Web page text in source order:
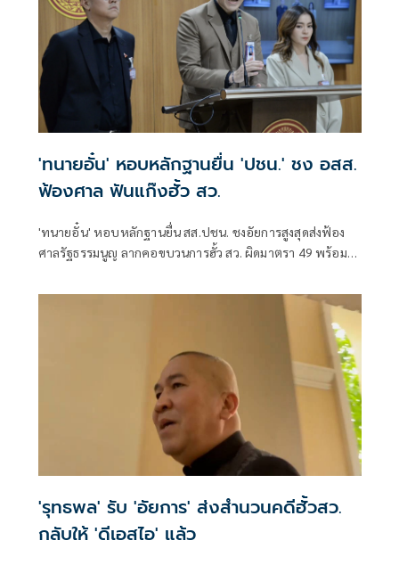
สมาชิกวุฒิสภา (สว.) มาเปิดเผยต่อสาธารณ
'ทนายอั๋น' หอบหลักฐานยื่น 'ปชน.' ชง อสส.
ฟ้องศาล ฟันแก๊งฮั้ว สว.
'ทนายอั๋น' หอบหลักฐานยื่น สส.ปชน. ชงอัยการสูงสุดส่งฟ้อง
ศาลรัฐธรรมนูญ ลากคอขบวนการฮั้ว สว. ผิดมาตรา 49 พร้อม
'รุทธพล' รับ 'อัยการ' ส่งสำนวนคดีฮั้วสว.
กลับให้ 'ดีเอสไอ' แล้ว